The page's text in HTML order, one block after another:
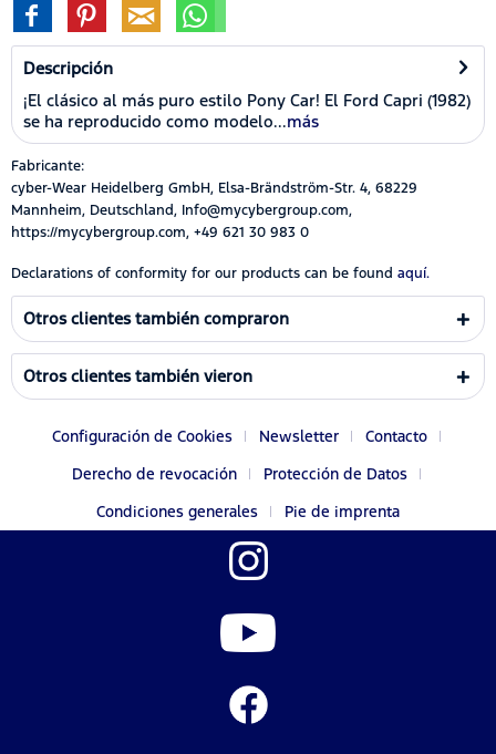
Descripción
¡El clásico al más puro estilo Pony Car! El Ford Capri (1982)
se ha reproducido como modelo...más
Fabricante:
cyber-Wear Heidelberg GmbH, Elsa-Brändström-Str. 4, 68229
Mannheim, Deutschland, Info@mycybergroup.com,
https://mycybergroup.com, +49 621 30 983 0
Declarations of conformity for our products can be found aquí.
Otros clientes también compraron
Otros clientes también vieron
Configuración de Cookies Newsletter
Contacto
Derecho de revocación
Protección de Datos
Condiciones generales
Pie de imprenta